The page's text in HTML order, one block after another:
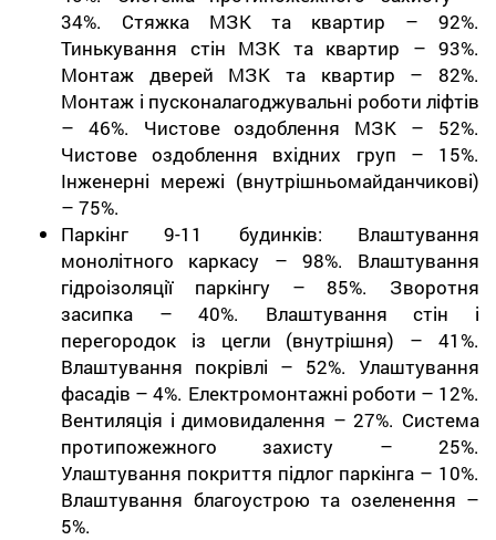
34%. Стяжка МЗК та квартир – 92%.
Тинькування стін МЗК та квартир – 93%.
Монтаж дверей МЗК та квартир – 82%.
Монтаж і пусконалагоджувальні роботи ліфтів
– 46%. Чистове оздоблення МЗК – 52%.
Чистове оздоблення вхідних груп – 15%.
Інженерні мережі (внутрішньомайданчикові)
– 75%.
Паркінг 9-11 будинків: Влаштування
монолітного каркасу – 98%. Влаштування
гідроізоляції паркінгу – 85%. Зворотня
засипка – 40%. Влаштування стін і
перегородок із цегли (внутрішня) – 41%.
Влаштування покрівлі – 52%. Улаштування
фасадів – 4%. Електромонтажні роботи – 12%.
Вентиляція і димовидалення – 27%. Система
протипожежного захисту – 25%.
Улаштування покриття підлог паркінга – 10%.
Влаштування благоустрою та озеленення –
5%.